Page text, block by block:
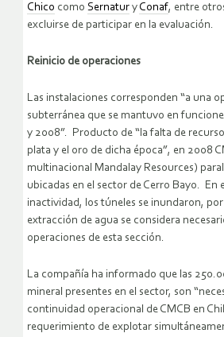
Chico como Sernatur y Conaf, entre
excluirse de participar en la evaluación.
Reinicio de operaciones
Las instalaciones corresponden “a una
subterránea que se mantuvo en
y 2008”. Producto de “la falta de
plata y el oro de dicha época”, en 2008
multinacional Mandalay Resources)
ubicadas en el sector de Cerro Bayo. En
inactividad, los túneles se inundaron,
extracción de agua se considera
operaciones de esta sección.
La compañía ha informado que las
mineral presentes en el sector, son
continuidad operacional de CMCB en
requerimiento de explotar